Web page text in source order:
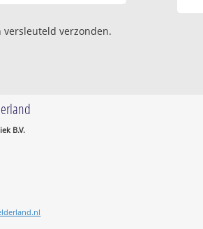
versleuteld verzonden.
B.V.